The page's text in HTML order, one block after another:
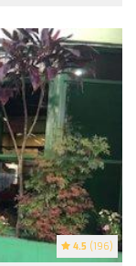
4.5 (196)